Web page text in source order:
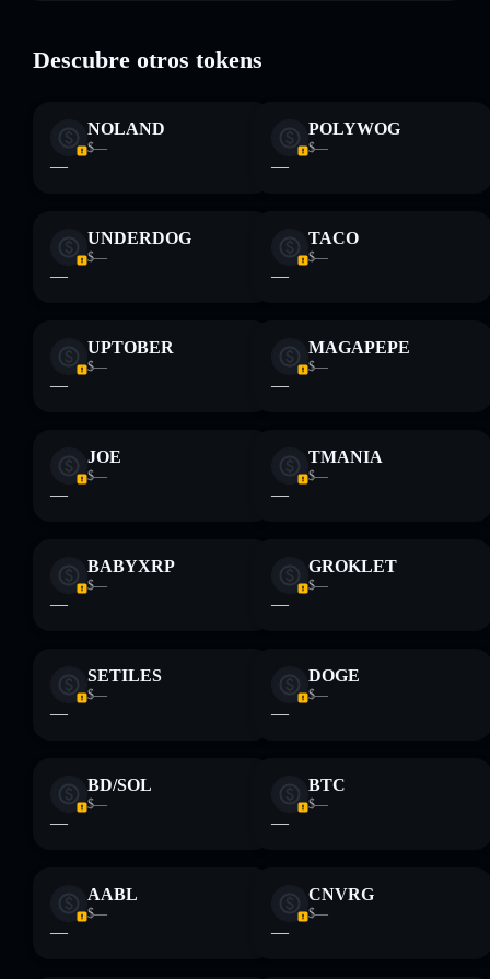
únicamente fines educativos y no constituye asesoramiento
financiero. Investiga siempre por tu cuenta. Datos
proporcionados por rugcheck.xyz.
Descubre otros tokens
NOLAND
$—
—
POLYWOG
$—
—
UNDERDOG
$—
—
TACO
$—
—
UPTOBER
$—
—
MAGAPEPE
$—
—
JOE
$—
—
TMANIA
$—
—
BABYXRP
$—
—
GROKLET
$—
—
SETILES
$—
—
DOGE
$—
—
BD/SOL
$—
—
BTC
$—
—
AABL
$—
—
CNVRG
$—
—